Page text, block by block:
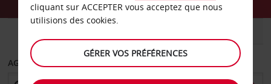
AGENCE DE DÉPART
cliquant sur ACCEPTER vous acceptez que nous
utilisions des cookies.
GÉRER VOS PRÉFÉRENCES